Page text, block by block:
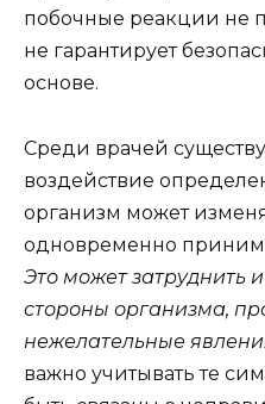
побочные реакции не
не гарантирует
основе.
Среди врачей
воздействие
организм может
одновременно
Это может затруднить
стороны организма,
нежелательные
важно учитывать те